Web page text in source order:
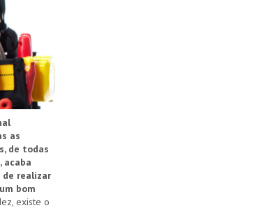
as
de todas
acaba
realizar
bom
existe o